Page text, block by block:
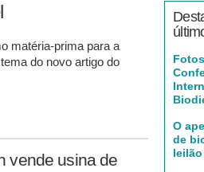
matéria-prima para a
do novo artigo do
vende usina de
O
de
leilão